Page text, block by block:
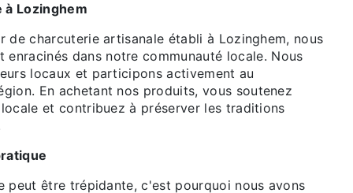
Lozinghem
de charcuterie artisanale établi à Lozinghem, nous
enracinés dans notre communauté locale. Nous
locaux et participons activement au
En achetant nos produits, vous soutenez
et contribuez à préserver les traditions
peut être trépidante, c'est pourquoi nous avons